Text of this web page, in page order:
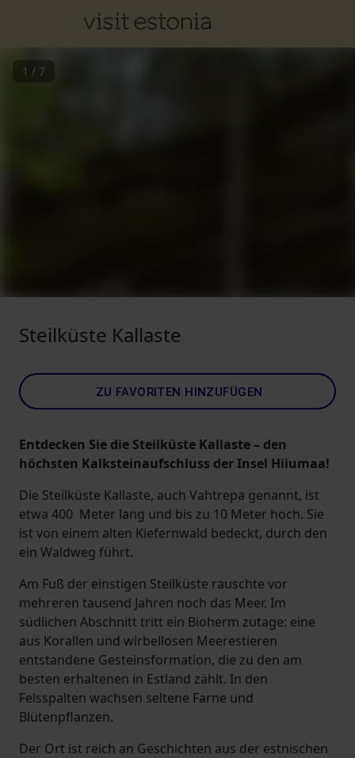
1 / 7
Steilküste Kallaste
ZU FAVORITEN HINZUFÜGEN
Entdecken Sie die Steilküste Kallaste – den
höchsten Kalksteinaufschluss der Insel Hiiumaa!
Die Steilküste Kallaste, auch Vahtrepa genannt, ist
etwa 400 Meter lang und bis zu 10 Meter hoch. Sie
ist von einem alten Kiefernwald bedeckt, durch den
ein Waldweg führt.
Am Fuß der einstigen Steilküste rauschte vor
mehreren tausend Jahren noch das Meer. Im
südlichen Abschnitt tritt ein Bioherm zutage: eine
aus Korallen und wirbellosen Meerestieren
entstandene Gesteinsformation, die zu den am
besten erhaltenen in Estland zählt. In den
Felsspalten wachsen seltene Farne und
Blütenpflanzen.
Der Ort ist reich an Geschichten aus der estnischen